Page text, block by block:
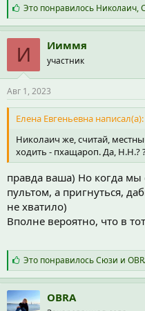
С
и
м
п
а
т
и
Это понравилось Николаич,
И Ииммя
участник
Авг 1, 2023
Елена Евгеньевна написал(а):
Николаич же, считай,
ходить - пхащароп. Да, Н.Н.?
правда ваша) Но когда мы
пультом, а пригнуться,
не хватило)
Вполне вероятно, что в
С
и
м
п
а
Это понравилосьСюзи и
OBRA